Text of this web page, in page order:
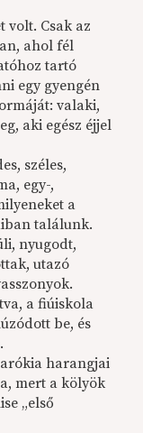
volt. Csak az
ahol fél
tartó
egy gyengén
valaki,
aki egész éjjel
széles,
egy-,
a
találunk.
nyugodt,
utazó
a fiúiskola
be, és
harangjai
mert a kölyök
„első